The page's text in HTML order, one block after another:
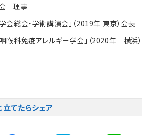
会 理事
会総会・学術講演会」（2019年 東京）会長
喉科免疫アレルギー学会」（2020年 横浜）
てたらシェア